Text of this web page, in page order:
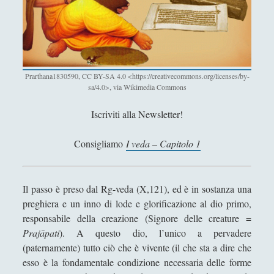
► Antologia(4)
► Filosofia(799)
► Saggi(72)
► Scienza(84)
(441)
(28)
► Ironia(7)
► Un Po’ Di Narrativa(7)
Attualità (12)
► Azione Filosofica(4)
► Cinema e Serie(15)
Prarthana1830590, CC BY-SA 4.0 <https://creativecommons.org/licenses/by-
sa/4.0>, via Wikimedia Commons
Iscriviti alla Newsletter!
Consigliamo I veda – Capitolo 1
Il passo è preso dal Rg-veda (X,121), ed è in sostanza una
preghiera e un inno di lode e glorificazione al dio primo,
responsabile della creazione (Signore delle creature =
Prajāpati). A questo dio, l’unico a pervadere
(paternamente) tutto ciò che è vivente (il che sta a dire che
esso è la fondamentale condizione necessaria delle forme